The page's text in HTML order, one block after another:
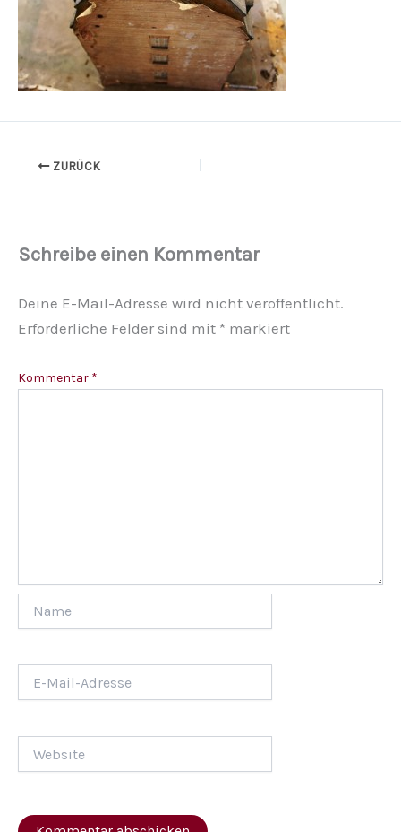
ZURÜCK
Schreibe einen Kommentar
Deine E-Mail-Adresse wird nicht veröffentlicht.
Erforderliche Felder sind mit * markiert
Kommentar *
Mail-